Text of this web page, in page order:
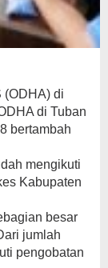
(ODHA) di
di Tuban
bertambah
mengikuti
Kabupaten
besar
jumlah
pengobatan